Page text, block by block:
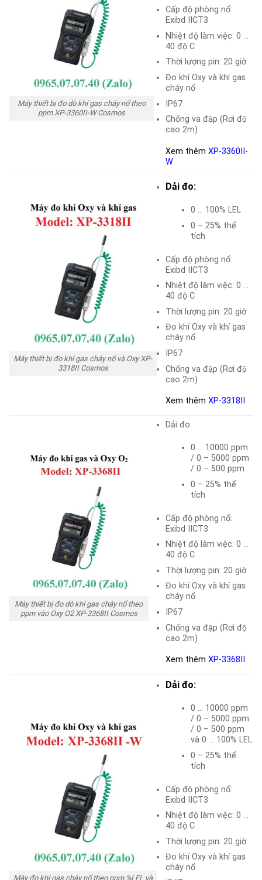
Máy thiết bị đo dò khí gas cháy nổ theo
ppm XP-3360II-W Cosmos
Cấp độ phòng nổ:
Exibd IICT3
Nhiệt độ làm việc: 0 …
40 độ C
Thời lượng pin: 20 giờ
Đo khí Oxy và khí gas
cháy nổ
IP67
Chống va đập (Rơi độ
cao 2m)
Xem thêmXP-3360II-
W
Máy thiết bị đo khí gas cháy nổ và Oxy XP-
3318II Cosmos
Dải đo:
0 … 100% LEL
0 – 25% thể
tích
Cấp độ phòng nổ:
Exibd IICT3
Nhiệt độ làm việc: 0 …
40 độ C
Thời lượng pin: 20 giờ
Đo khí Oxy và khí gas
cháy nổ
IP67
Chống va đập (Rơi độ
cao 2m)
Xem thêmXP-3318II
Máy thiết bị đo dò khí gas cháy nổ theo
ppm vào Oxy O2 XP-3368II Cosmos
Dải đo:
0 … 10000 ppm
/ 0 – 5000 ppm
/ 0 – 500 ppm
0 – 25% thể
tích
Cấp độ phòng nổ:
Exibd IICT3
Nhiệt độ làm việc: 0 …
40 độ C
Thời lượng pin: 20 giờ
Đo khí Oxy và khí gas
cháy nổ
IP67
Chống va đập (Rơi độ
cao 2m)
Xem thêmXP-3368II
Máy đo khí gas cháy nổ theo ppm %LEL và
Dải đo:
0 … 10000 ppm
/ 0 – 5000 ppm
/ 0 – 500 ppm
và 0 … 100% LEL
0 – 25% thể
tích
Cấp độ phòng nổ:
Exibd IICT3
Nhiệt độ làm việc: 0 …
40 độ C
Thời lượng pin: 20 giờ
Đo khí Oxy và khí gas
cháy nổ